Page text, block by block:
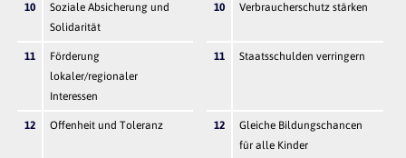
10
Soziale Absicherung und
Solidarität
10 Verbraucherschutz stärken
11
Förderung
lokaler/regionaler
Interessen
11 Staatsschulden verringern
12 Offenheit und Toleranz 12
Gleiche Bildungschancen
für alle Kinder